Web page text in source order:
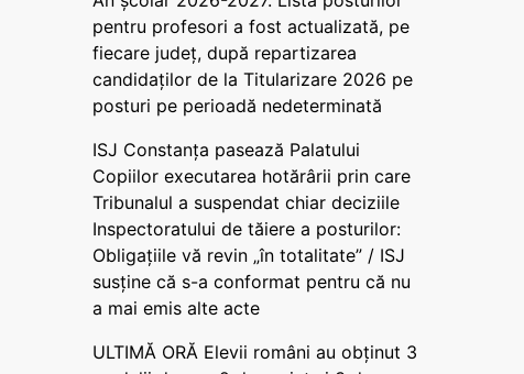
pentru profesori a fost actualizată, pe
fiecare județ, după repartizarea
candidaților de la Titularizare 2026 pe
posturi pe perioadă nedeterminată
ISJ Constanța pasează Palatului
Copiilor executarea hotărârii prin care
Tribunalul a suspendat chiar deciziile
Inspectoratului de tăiere a posturilor:
Obligațiile vă revin „în totalitate” / ISJ
susține că s-a conformat pentru că nu
a mai emis alte acte
ULTIMĂ ORĂ Elevii români au obținut 3